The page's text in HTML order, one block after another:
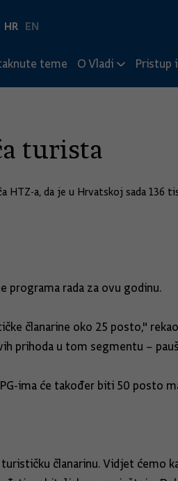
HR EN
teme O Vladi Pristup
turista
HTZ-a, da je u Hrvatskoj sada
programa rada za ovu godinu.
članarine oko 25 posto,"
prihoda u tom segmentu –
ima će također biti 50 posto
članarinu. Vidjet ćemo